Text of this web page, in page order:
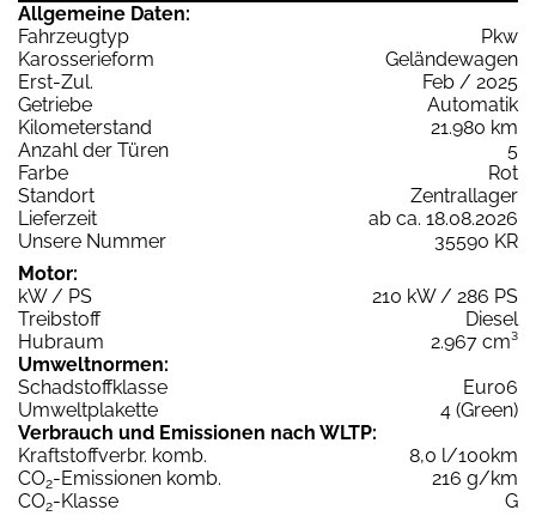
Allgemeine Daten:
Fahrzeugtyp
Pkw
Karosserieform
Geländewagen
Erst-Zul.
Feb / 2025
Getriebe
Automatik
Kilometerstand
21.980 km
Anzahl der Türen
5
Farbe
Rot
Standort
Zentrallager
Lieferzeit
ab ca. 18.08.2026
Unsere Nummer
35590 KR
Motor:
kW / PS
210 kW / 286 PS
Treibstoff
Diesel
Hubraum
2.967 cm³
Umweltnormen:
Schadstoffklasse
Euro6
Umweltplakette
4 (Green)
Verbrauch und Emissionen nach WLTP:
Kraftstoffverbr. komb.
8,0 l/100km
CO2-Emissionen komb.
216 g/km
CO2-Klasse
G